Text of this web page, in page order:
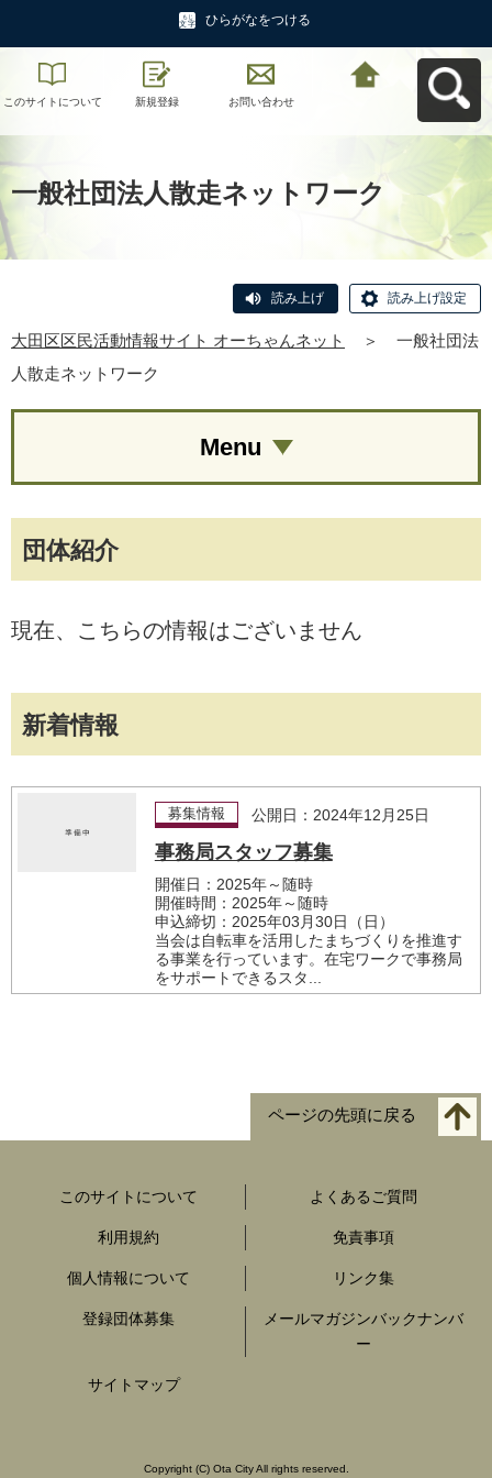
ひらがなをつける
このサイトについて 新規登録 お問い合わせ
一般社団法人散走ネットワーク
読み上げ 読み上げ設定
大田区区民活動情報サイト オーちゃんネット ＞
一般社団法
人散走ネットワーク
団体紹介
現在、こちらの情報はございません
新着情報
募集情報 公開日：2024年12月25日
事務局スタッフ募集
開催日：2025年～随時
開催時間：2025年～随時
申込締切：2025年03月30日（日）
当会は自転車を活用したまちづくりを推進す
る事業を行っています。在宅ワークで事務局
をサポートできるスタ...
Menu
ページの先頭に戻る
このサイトについて よくあるご質問
利用規約 免責事項
個人情報について リンク集
登録団体募集
メールマガジンバックナンバ
ー
サイトマップ
Copyright (C) Ota City All rights reserved.